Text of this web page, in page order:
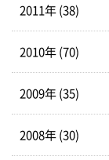
2011年 (38)
2010年 (70)
2009年 (35)
2008年 (30)